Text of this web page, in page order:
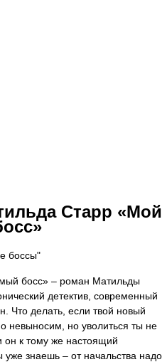
Старр «Мой
боссы"
босс» – роман Матильды
детектив, современный
Что делать, если твой новый
невыносим, но уволиться ты не
к тому же настоящий
уже знаешь – от начальства надо